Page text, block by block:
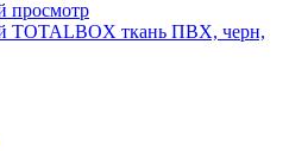
просмотр
TOTALBOX ткань ПВХ, черн,